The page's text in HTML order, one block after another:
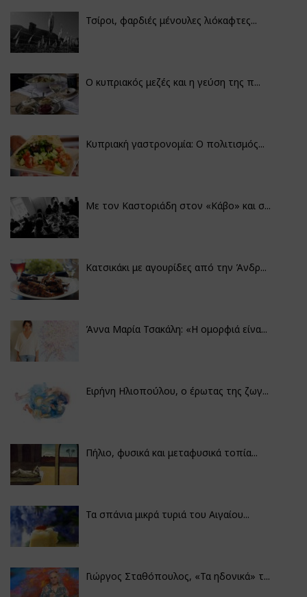
Τσίροι, φαρδιές μένουλες λιόκαφτες...
Ο κυπριακός μεζές και η γεύση της π...
Κυπριακή γαστρονομία: Ο πολιτισμός...
Με τον Καστοριάδη στον «Κάβο» και σ...
Κατσικάκι με αγουρίδες από την Άνδρ...
Άννα Μαρία Τσακάλη: «Η ομορφιά είνα...
Ειρήνη Ηλιοπούλου, ο έρωτας της ζωγ...
Πήλιο, φυσικά και μεταφυσικά τοπία...
Τα σπάνια μικρά τυριά του Αιγαίου...
Γιώργος Σταθόπουλος, «Τα ηδονικά» τ...